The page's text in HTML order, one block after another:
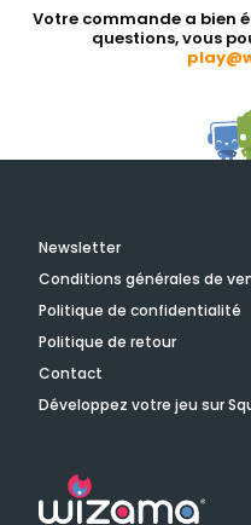
Votre commande a bien
questions, vous
Newsletter
Conditions générales de
Politique de confidentialité
Politique de retour
Contact
Développez votre jeu sur